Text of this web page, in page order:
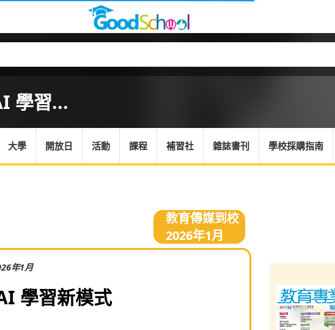
學習...
大學 開放日 活動 課程 補習社 雜誌書刊 學校採購指南
教育傳媒到校
2026年1月
年1月
學習新模式